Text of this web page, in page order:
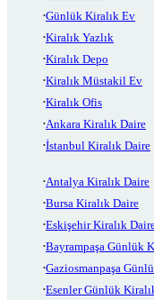
Günlük Kiralık Ev
Kiralık Yazlık
Kiralık Depo
Kiralık Müstakil Ev
Kiralık Ofis
Ankara Kiralık Daire
İstanbul Kiralık Daire
Antalya Kiralık Daire
Bursa Kiralık Daire
Eskişehir Kiralık
Bayrampaşa Günlük
Gaziosmanpaşa
Esenler Günlük